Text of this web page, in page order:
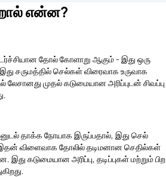
என்ன?
தோல் கோளாறு ஆகும் - இது ஒரு
சருமத்தில் செல்கள் விரைவாக உருவாக
லேசானது முதல் கடுமையான அரிப்புடன் சிவப்பு
தாக்க நோயாக இருப்பதால், இது செல்
இதன் விளைவாக தோலில் தடிமனான செதில்கள்
கடுமையான அரிப்பு, தடிப்புகள் மற்றும் பிற